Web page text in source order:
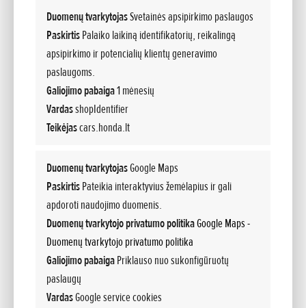
Duomenų tvarkytojasSvetainės apsipirkimo paslaugos
PaskirtisPalaiko laikiną identifikatorių, reikalingą
apsipirkimo ir potencialių klientų generavimo
paslaugoms.
Galiojimo pabaiga1 mėnesių
VardasshopIdentifier
Teikėjascars.honda.lt
Duomenų tvarkytojasGoogle Maps
PaskirtisPateikia interaktyvius žemėlapius ir gali
apdoroti naudojimo duomenis.
Duomenų tvarkytojo privatumo politikaGoogle Maps -
Duomenų tvarkytojo privatumo politika
Galiojimo pabaigaPriklauso nuo sukonfigūruotų
paslaugų
VardasGoogle service cookies
Įvykus kelių eismo įvykiui mes pasirūpinsime, kad jūsų
automobilis būtų remontuojamas „Honda“ įgaliotame
servise ir kad jūsų „Honda“ automobilis ir toliau būtų
„Honda“. Jame naudojamos originalios „Honda“ dalys,
kurias įmontuos „Honda“ išmokyti techniniai darbuotojai,
o kad būtumėte visiškai ramūs, viskam bus suteikiama 3
metų garantija.
Pakaitinis automobilis
nevažiuoja, mes suteiksime jums pakaitinį automobilį, kol
jūsų automobilis bus remontuojamas, be to, netgi labai
pasistengsime, kad tai būtų „Honda“.
Naujo automobilio keitimas
Jei nepraėjo daugiau nei 12 mėnesių nuo pirmosios
registracijos dienos ir jį pavogė arba jo neįmanoma
suremontuoti ar dėl padarytos žalos jis prarado daugiau
nei 50 % savo vertės, skaičiuojant nuo vertės prieš kelių
eismo įvykį, mes jį pakeisime visiškai nauju tokių pačių